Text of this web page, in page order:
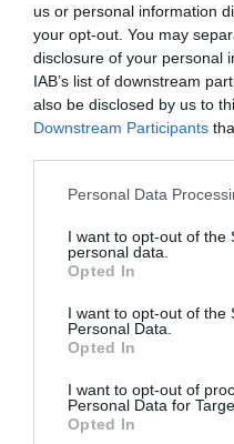
us or personal information
your opt-out. You may
disclosure of your personal
IAB’s list of downstream
also be disclosed by us to
Downstream Participants
Personal Data
I want to opt-out of the
personal data.
Opted In
I want to opt-out of the
Personal Data.
Opted In
I want to opt-out of
Personal Data for
Opted In
por Hispanidad
Artículos anteriores
DIARIO DE LA
Diario de la
“Pedro Sánchez es
por Redacción
Artículos anteriores
Enormes minucias
por Eulogio López